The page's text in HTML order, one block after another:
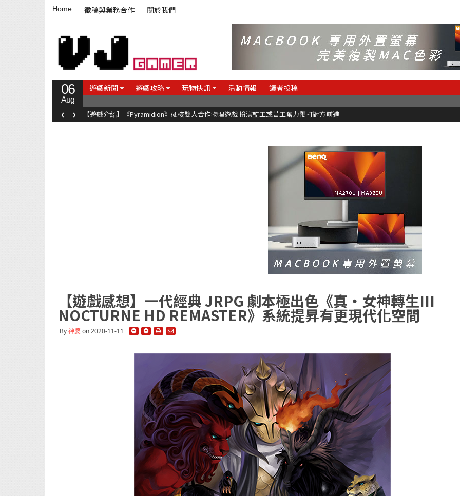
Home 徵稿與業務合作 關於我們
06
Aug
遊戲新聞 遊戲攻略 玩物快訊 活動情報 讀者投稿
【遊戲介紹】《Pyramidion》硬核雙人合作物理遊戲 扮演監工或苦工奮力鞭打對方前進
‹ ›
【遊戲感想】一代經典 JRPG 劇本極出色《真・女神轉生III
NOCTURNE HD REMASTER》系統提昇有更現代化空間
By神婆on 2020-11-11